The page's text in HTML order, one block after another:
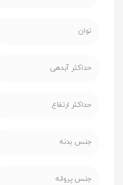
توان
حداکثر آبدهی
حداکثر ارتفاع
جنس بدنه
جنس پروانه